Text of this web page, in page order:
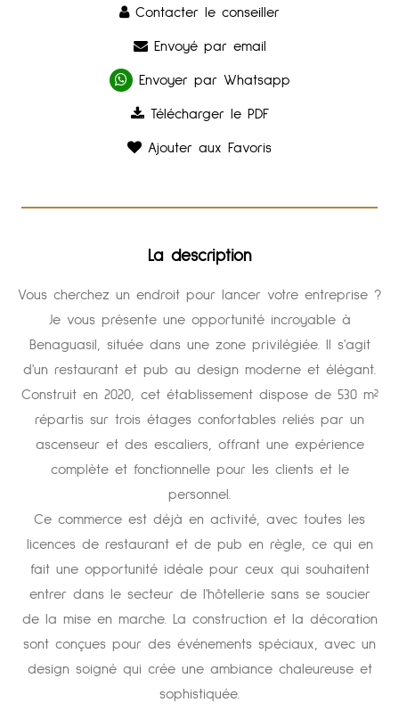
Contacter le conseiller
Envoyé par email
Envoyer par Whatsapp
Télécharger le PDF
Ajouter aux Favoris
La description
Vous cherchez un endroit pour lancer votre entreprise ?
Je vous présente une opportunité incroyable à
Benaguasil, située dans une zone privilégiée. Il s'agit
d'un restaurant et pub au design moderne et élégant.
Construit en 2020, cet établissement dispose de 530 m²
répartis sur trois étages confortables reliés par un
ascenseur et des escaliers, offrant une expérience
complète et fonctionnelle pour les clients et le
personnel.
Ce commerce est déjà en activité, avec toutes les
licences de restaurant et de pub en règle, ce qui en
fait une opportunité idéale pour ceux qui souhaitent
entrer dans le secteur de l'hôtellerie sans se soucier
de la mise en marche. La construction et la décoration
sont conçues pour des événements spéciaux, avec un
design soigné qui crée une ambiance chaleureuse et
sophistiquée.